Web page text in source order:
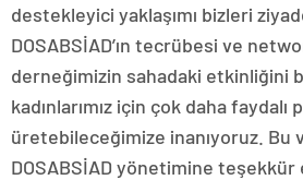
destekleyici yaklaşımı bizleri
DOSABSİAD’ın tecrübesi ve
derneğimizin sahadaki etkinliğini
kadınlarımız için çok daha faydalı
üretebileceğimize inanıyoruz. Bu
DOSABSİAD yönetimine teşekkür